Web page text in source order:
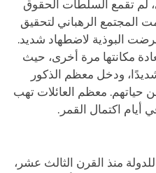
لم تقمع السلطات الحقوق
المجتمع الرهباني لتحقيق
البوذية لاضطهاد شديد.
استعادة مكانتها مرة أخرى، حيث
ودخل معظم الذكور
حياتهم. معظم العائلات تهب
أيام اكتمال القمر.
للدولة منذ القرن الثالث عشر،